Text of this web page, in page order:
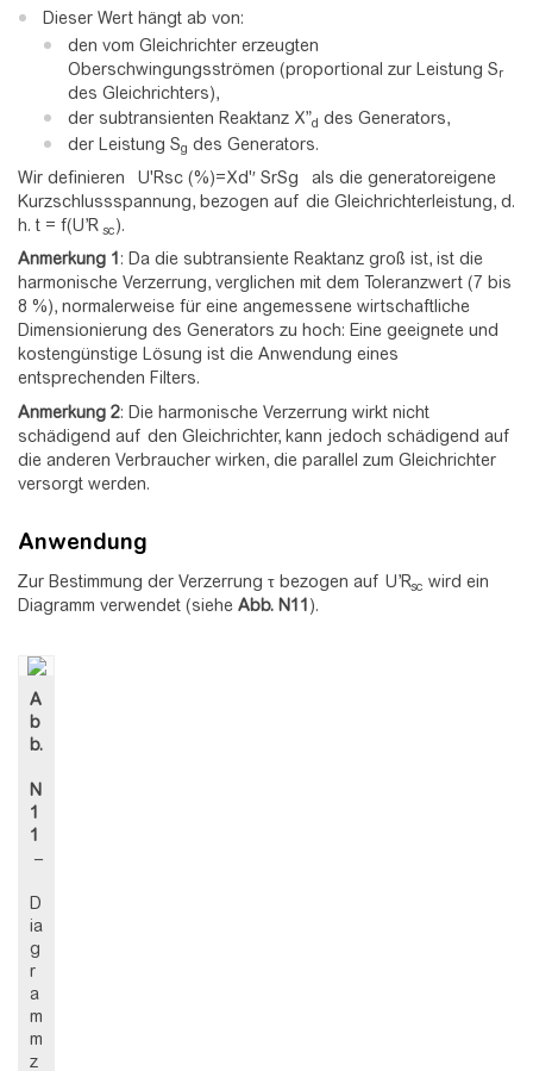
Dieser Wert hängt ab von:
den vom Gleichrichter erzeugten
Oberschwingungsströmen (proportional zur Leistung Sr
des Gleichrichters),
der subtransienten Reaktanz X”d des Generators,
der Leistung Sg des Generators.
Wir definieren
U'Rsc (%)=Xd'′ SrSg
als die generatoreigene
Kurzschlussspannung, bezogen auf die Gleichrichterleistung, d.
h. t = f(U’R sc).
Anmerkung 1: Da die subtransiente Reaktanz groß ist, ist die
harmonische Verzerrung, verglichen mit dem Toleranzwert (7 bis
8 %), normalerweise für eine angemessene wirtschaftliche
Dimensionierung des Generators zu hoch: Eine geeignete und
kostengünstige Lösung ist die Anwendung eines
entsprechenden Filters.
Anmerkung 2: Die harmonische Verzerrung wirkt nicht
schädigend auf den Gleichrichter, kann jedoch schädigend auf
die anderen Verbraucher wirken, die parallel zum Gleichrichter
versorgt werden.
Anwendung
Zur Bestimmung der Verzerrung τ bezogen auf U’Rsc wird ein
Diagramm verwendet (siehe Abb. N11 ).
A
b
b.
N
1
1
–
D
ia
g
r
a
m
m
z